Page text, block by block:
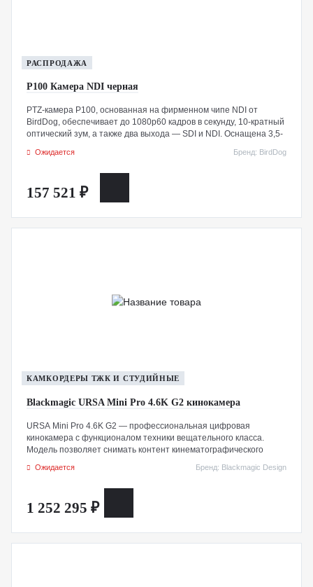
РАСПРОДАЖА
P100 Камера NDI черная
PTZ-камера P100, основанная на фирменном чипе NDI от
BirdDog, обеспечивает до 1080p60 кадров в секунду, 10-кратный
оптический зум, а также два выхода — SDI и NDI. Оснащена 3,5-
BirdDog Comms для использования как аудиодомофона NDI.
Ожидается Бренд: BirdDog
157 521 ₽
КАМКОРДЕРЫ ТЖК И СТУДИЙНЫЕ
Blackmagic URSA Mini Pro 4.6K G2 кинокамера
URSA Mini Pro 4.6K G2 — профессиональная цифровая
кинокамера с функционалом техники вещательного класса.
Модель позволяет снимать контент кинематографического
электронную начинку, 4.6K-сенсор Super 35 с поддержкой HDR.
можно вести в кодеке Blackmagic RAW с частотой до 300 кадров/
Опционально предусмотрен порт USB-C для сохранения видео
непосредственно на флеш-диске или подключения более емких
Ожидается Бренд: Blackmagic Design
1 252 295 ₽